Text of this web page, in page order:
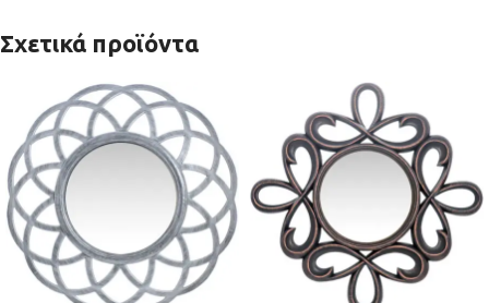
Σχετικά προϊόντα